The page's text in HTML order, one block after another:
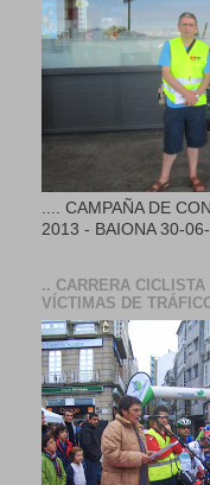
.... CAMPAÑA DE
2013 - BAIONA 30-
.. CARRERA
VÍCTIMAS DE